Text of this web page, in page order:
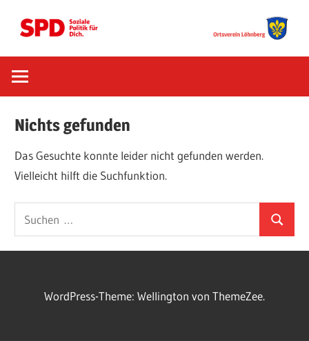
Inhalt
SPD
Ortsverein
Löhnberg
Nichts gefunden
Das Gesuchte konnte leider nicht gefunden werden.
Vielleicht hilft die Suchfunktion.
Suchen
nach:
Suchen
WordPress-Theme: Wellington von ThemeZee.